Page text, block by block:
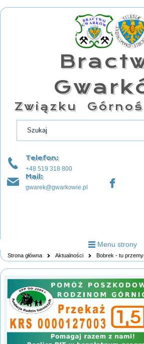
Związku
Telefon:
+48 519 318 800
Mail:
gwarek@gwarkowie.pl
Menu strony
Strona główna Aktualności Bobrek - tu